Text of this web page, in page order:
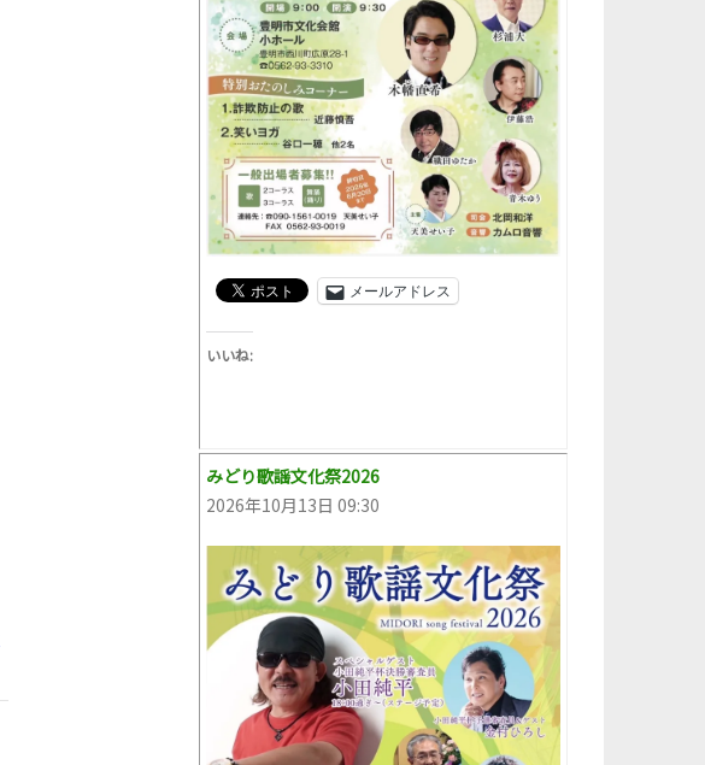
メールアドレス
いいね:
みどり歌謡文化祭2026
2026年10月13日 09:30